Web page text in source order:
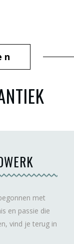
met
en passie die
vind je terug in